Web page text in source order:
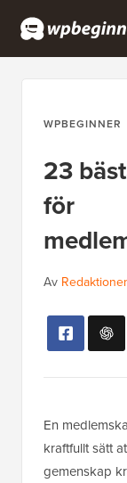
WPBEGINNER
23
för
Av
En
kraftfullt sätt
gemenskap